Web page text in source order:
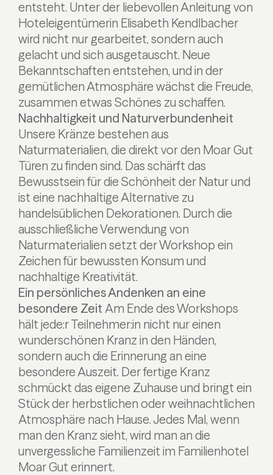
entsteht. Unter der liebevollen Anleitung von
Hoteleigentümerin Elisabeth Kendlbacher
wird nicht nur gearbeitet, sondern auch
gelacht und sich ausgetauscht. Neue
Bekanntschaften entstehen, und in der
gemütlichen Atmosphäre wächst die Freude,
zusammen etwas Schönes zu schaffen.
Nachhaltigkeit und Naturverbundenheit
Unsere Kränze bestehen aus
Naturmaterialien, die direkt vor den Moar Gut
Türen zu finden sind. Das schärft das
Bewusstsein für die Schönheit der Natur und
ist eine nachhaltige Alternative zu
handelsüblichen Dekorationen. Durch die
ausschließliche Verwendung von
Naturmaterialien setzt der Workshop ein
Zeichen für bewussten Konsum und
nachhaltige Kreativität.
Ein persönliches Andenken an eine
besondere Zeit Am Ende des Workshops
hält jede:r Teilnehmer:in nicht nur einen
wunderschönen Kranz in den Händen,
sondern auch die Erinnerung an eine
besondere Auszeit. Der fertige Kranz
schmückt das eigene Zuhause und bringt ein
Stück der herbstlichen oder weihnachtlichen
Atmosphäre nach Hause. Jedes Mal, wenn
man den Kranz sieht, wird man an die
unvergessliche Familienzeit im Familienhotel
Moar Gut erinnert.